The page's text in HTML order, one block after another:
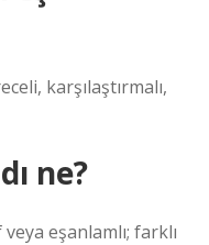
karşılaştırmalı,
ne?
eşanlamlı; farklı